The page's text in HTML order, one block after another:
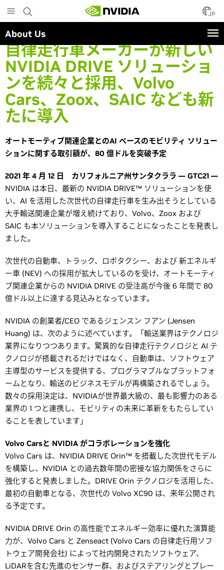
to
main
content
JP
About Us
自律走行車メーカーが新しい
NVIDIA DRIVE ソリューショ
ンを続々と採用、Volvo
Cars、Zoox、SAIC なども新
たに導入
オートモーティブ関連企業とのAI ベースのモビリティ ソリュー
ションに関する取引額が、80 億ドルを突破予定
2021 年 4 月 12 日 カリフォルニア州サンタクララ — GTC21 —
NVIDIA は本日、最新の NVIDIA DRIVE™ ソリューションを使
い、AI を活用した次世代の自律走行車を生み出そうとしている
大手輸送関連企業が増え続けており、Volvo、Zoox および
SAIC も本ソリューションを導入することになったことを発表し
ました。
次世代の自動車、トラック、ロボタクシー、および 新エネルギ
ー車 (NEV) への採用が拡大しているのを受け、オートモーティ
ブ関連企業からの NVIDIA DRIVE の受注高が今後 6 年間で 80
億ドル以上に達する見込みとなっています。
NVIDIA の創業者/CEO であるジェンスン フアン (Jensen
Huang) は、次のように述べています。「輸送業界はテクノロジ
業界になりつつあります。驚異的な自律走行テクノロジと AI テ
クノロジが搭載されるだけではなく、自動車は、ソフトウェア
主導型のサービスを提供する、プログラマブルなプラットフォ
ームとなり、輸送のビジネスモデルが再構築されるでしょう。
数々の採用決定は、NVIDIAが世界最大級の、最も影響力のある
業界の 1 つと連携し、モビリティの未来に革新をもたらしてい
ることを表しています」
Volvo Carsと NVIDIA がコラボレーションを強化
Volvo Cars は、NVIDIA DRIVE Orin™ を搭載した次世代モデル
を構築し、NVIDIA との過去数年間の密接な協力関係をさらに
強化すると発表しました。DRIVE Orin テクノロジを活用した、
最初の自動車となる、次世代の Volvo XC90 は、来年公開され
る予定です。
NVIDIA DRIVE Orin の高性能でエネルギー効率に優れた演算能
力が、Volvo Cars と Zenseact (Volvo Cars の自律走行用ソフ
トウェア開発会社) によって社内開発されたソフトウェア、
LiDARを含む先進のセンサー群、およびステアリングとブレー